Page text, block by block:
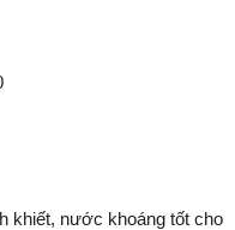
khiết, nước khoáng tốt cho